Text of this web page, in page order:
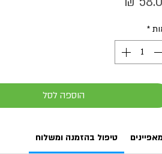
*
הוספה לסל
טיפול בהזמנה ומשלוח